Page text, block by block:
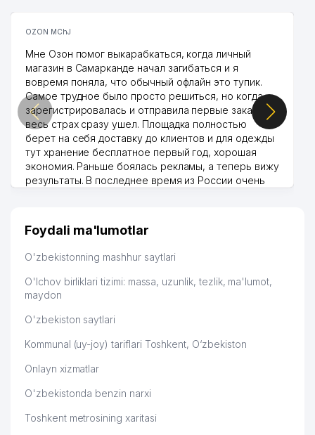
OZON MChJ
Мне Озон помог выкарабкаться, когда личный
магазин в Самарканде начал загибаться и я
вовремя поняла, что обычный офлайн это тупик.
Самое трудное было просто решиться, но когда
зарегистрировалась и отправила первые заказы,
весь страх сразу ушел. Площадка полностью
берет на себя доставку до клиентов и для одежды
тут хранение бесплатное первый год, хорошая
экономия. Раньше боялась рекламы, а теперь вижу
результаты. В последнее время из России очень
дальше развиваюсь потихоньку😊
Hamida 03.08.2026 12:45:39
Foydali ma'lumotlar
O'zbekistonning mashhur saytlari
O'lchov birliklari tizimi: massa, uzunlik, tezlik, ma'lumot,
maydon
O'zbekiston saytlari
Kommunal (uy-joy) tariflari Toshkent, O‘zbekiston
Onlayn xizmatlar
O'zbekistonda benzin narxi
Toshkent metrosining xaritasi